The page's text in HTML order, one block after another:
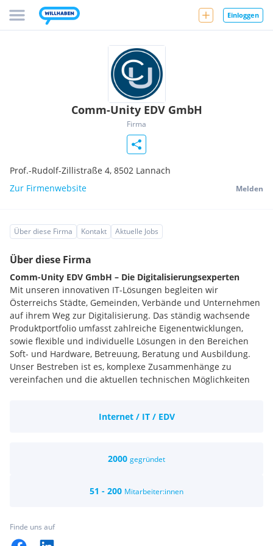
Einloggen
Comm-Unity EDV GmbH
Firma
Prof.-Rudolf-Zillistraße 4, 8502 Lannach
Zur Firmenwebsite
Melden
Über diese Firma Kontakt Aktuelle Jobs
Über diese Firma
Comm-Unity EDV GmbH – Die Digitalisierungsexperten
Mit unseren innovativen IT-Lösungen begleiten wir
Österreichs Städte, Gemeinden, Verbände und Unternehmen
auf ihrem Weg zur Digitalisierung. Das ständig wachsende
Produktportfolio umfasst zahlreiche Eigenentwicklungen,
sowie flexible und individuelle Lösungen in den Bereichen
Soft- und Hardware, Betreuung, Beratung und Ausbildung.
Unser Bestreben ist es, komplexe Zusammenhänge zu
vereinfachen und die aktuellen technischen Möglichkeiten
Die Comm-Unity hat es sich zur Aufgabe gemacht, digitale
GeOrg ist das Herzstück unserer Arbeit – eine 360°-
Verbände zugeschnitten ist. Wir bieten mit GeOrg ein
vereinfacht.
Internet / IT / EDV
2000 gegründet
51 - 200 Mitarbeiter:innen
Finde uns auf